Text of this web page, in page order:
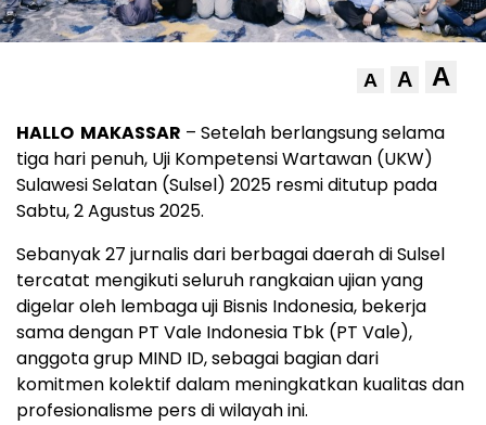
A A A
HALLO MAKASSAR – Setelah berlangsung selama
tiga hari penuh, Uji Kompetensi Wartawan (UKW)
Sulawesi Selatan (Sulsel) 2025 resmi ditutup pada
Sabtu, 2 Agustus 2025.
Sebanyak 27 jurnalis dari berbagai daerah di Sulsel
tercatat mengikuti seluruh rangkaian ujian yang
digelar oleh lembaga uji Bisnis Indonesia, bekerja
sama dengan PT Vale Indonesia Tbk (PT Vale),
anggota grup MIND ID, sebagai bagian dari
komitmen kolektif dalam meningkatkan kualitas dan
profesionalisme pers di wilayah ini.